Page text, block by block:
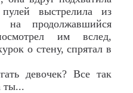
выстрелила из
на продолжавшийся
им вслед,
о стену, спрятал в
девочек? Все так
ты...